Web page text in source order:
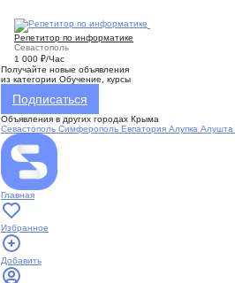
Репетитор по информатике
Севастополь
1 000 ₽/Час
Получайте новые объявления
из категории Обучение, курсы
Подписаться
Объявления в других городах Крыма
Севастополь Симферополь Евпатория Алупка Алушта
Главная
Избранное
Добавить